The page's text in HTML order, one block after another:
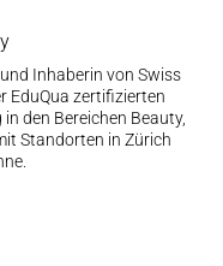
Inhaberin von Swiss
EduQua zertifizierten
den Bereichen Beauty,
Standorten in Zürich